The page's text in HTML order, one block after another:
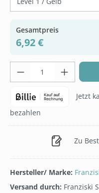
Gesamtpreis
6,92 €
Produkt
Jetzt
bezahlen
Zu
Hersteller/ Marke:
Versand durch: Franziski